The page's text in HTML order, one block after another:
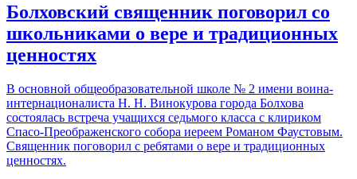
Болховский священник поговорил со
школьниками о вере и традиционных
ценностях
В основной общеобразовательной школе № 2 имени воина-
интернационалиста Н. Н. Винокурова города Болхова
состоялась встреча учащихся седьмого класса с клириком
Спасо-Преображенского собора иереем Романом Фаустовым.
Священник поговорил с ребятами о вере и традиционных
ценностях.